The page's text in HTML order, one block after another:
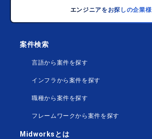
エンジニアをお探しの企業様
案件検索
言語から案件を探す
インフラから案件を探す
職種から案件を探す
フレームワークから案件を探す
Midworksとは